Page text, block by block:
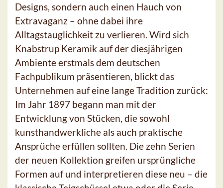
Designs, sondern auch einen Hauch von
Extravaganz – ohne dabei ihre
Alltagstauglichkeit zu verlieren. Wird sich
Knabstrup Keramik auf der diesjährigen
Ambiente erstmals dem deutschen
Fachpublikum präsentieren, blickt das
Unternehmen auf eine lange Tradition zurück:
Im Jahr 1897 begann man mit der
Entwicklung von Stücken, die sowohl
kunsthandwerkliche als auch praktische
Ansprüche erfüllen sollten. Die zehn Serien
der neuen Kollektion greifen ursprüngliche
Formen auf und interpretieren diese neu – die